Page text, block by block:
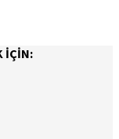
İÇİN: